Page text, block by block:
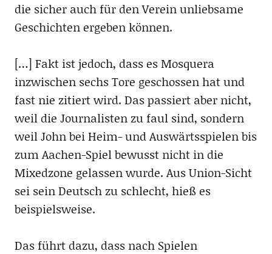
die sicher auch für den Verein unliebsame
Geschichten ergeben können.
[…] Fakt ist jedoch, dass es Mosquera
inzwischen sechs Tore geschossen hat und
fast nie zitiert wird. Das passiert aber nicht,
weil die Journalisten zu faul sind, sondern
weil John bei Heim- und Auswärtsspielen bis
zum Aachen-Spiel bewusst nicht in die
Mixedzone gelassen wurde. Aus Union-Sicht
sei sein Deutsch zu schlecht, hieß es
beispielsweise.
Das führt dazu, dass nach Spielen